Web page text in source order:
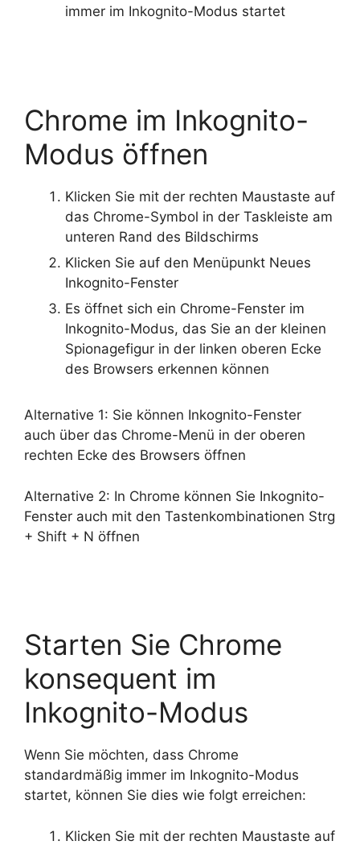
immer im Inkognito-Modus startet
Chrome im Inkognito-
Modus öffnen
Klicken Sie mit der rechten Maustaste auf
das Chrome-Symbol in der Taskleiste am
unteren Rand des Bildschirms
Klicken Sie auf den Menüpunkt Neues
Inkognito-Fenster
Es öffnet sich ein Chrome-Fenster im
Inkognito-Modus, das Sie an der kleinen
Spionagefigur in der linken oberen Ecke
des Browsers erkennen können
Alternative 1: Sie können Inkognito-Fenster
auch über das Chrome-Menü in der oberen
rechten Ecke des Browsers öffnen
Alternative 2: In Chrome können Sie Inkognito-
Fenster auch mit den Tastenkombinationen Strg
+ Shift + N öffnen
Starten Sie Chrome
konsequent im
Inkognito-Modus
Wenn Sie möchten, dass Chrome
standardmäßig immer im Inkognito-Modus
startet, können Sie dies wie folgt erreichen:
Klicken Sie mit der rechten Maustaste auf